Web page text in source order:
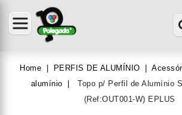
Home PERFIS DE ALUMÍNIO
alumínio
Topo p/ Perfil de Alumínio
(Ref:OUT001-W) EPLUS